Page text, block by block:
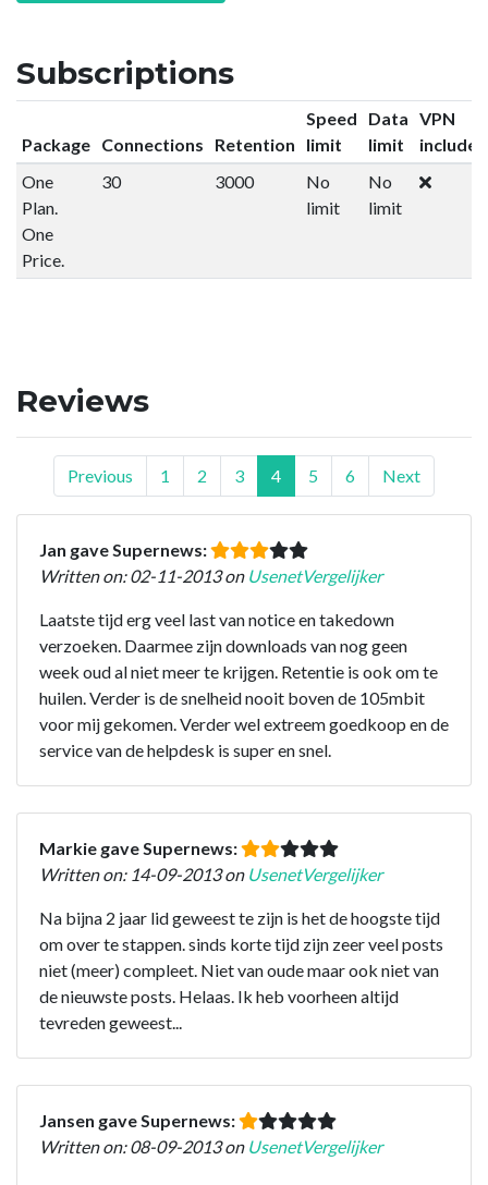
Subscriptions
Package Connections Retention
Speed
limit
Data
limit
VPN
included
One
Plan.
One
Price.
30 3000
No
limit
No
limit
Reviews
Previous 1 2 3 4 5 6 Next
Jan gave Supernews:
Written on: 02-11-2013 on UsenetVergelijker
Laatste tijd erg veel last van notice en takedown
verzoeken. Daarmee zijn downloads van nog geen
week oud al niet meer te krijgen. Retentie is ook om te
huilen. Verder is de snelheid nooit boven de 105mbit
voor mij gekomen. Verder wel extreem goedkoop en de
service van de helpdesk is super en snel.
Markie gave Supernews:
Written on: 14-09-2013 on UsenetVergelijker
Na bijna 2 jaar lid geweest te zijn is het de hoogste tijd
om over te stappen. sinds korte tijd zijn zeer veel posts
niet (meer) compleet. Niet van oude maar ook niet van
de nieuwste posts. Helaas. Ik heb voorheen altijd
tevreden geweest...
Jansen gave Supernews:
Written on: 08-09-2013 on UsenetVergelijker